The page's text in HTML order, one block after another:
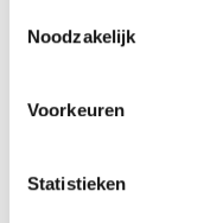
Noodzakelijk
Voorkeuren
Statistieken
Collectie Joh.
Edzard Enschedé,
moeilijk, dus besluit